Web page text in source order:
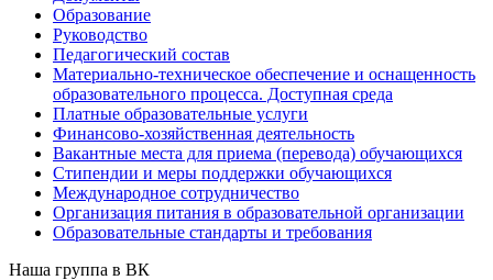
Образование
Руководство
Педагогический состав
Материально-техническое обеспечение и оснащенность
образовательного процесса. Доступная среда
Платные образовательные услуги
Финансово-хозяйственная деятельность
Вакантные места для приема (перевода) обучающихся
Стипендии и меры поддержки обучающихся
Международное сотрудничество
Организация питания в образовательной организации
Образовательные стандарты и требования
Наша группа в ВК